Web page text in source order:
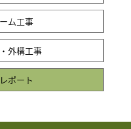
ム工事
外構工事
ポート